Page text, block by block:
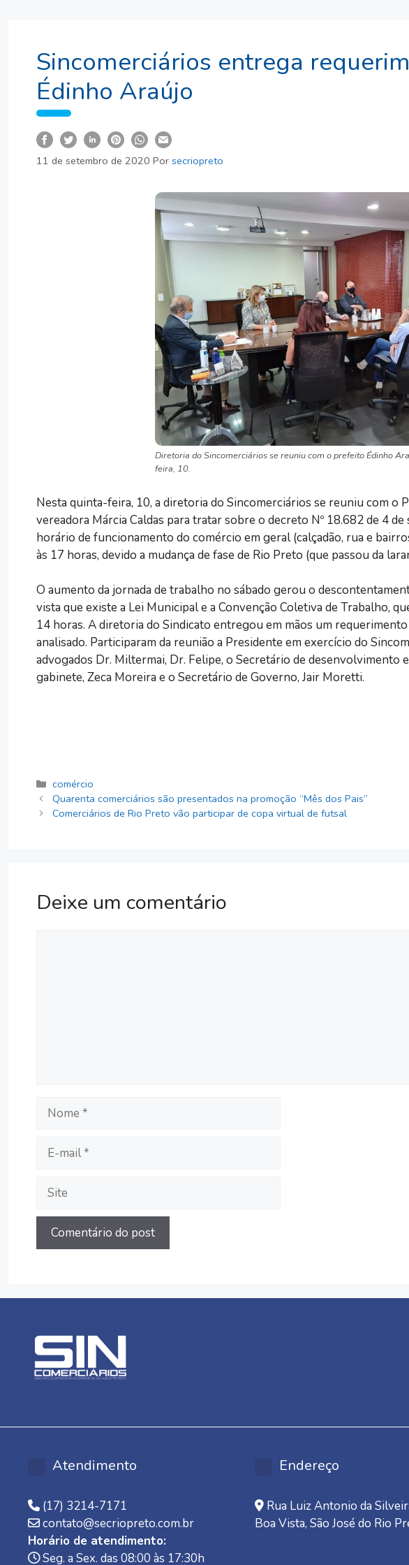
Sincomerciários entrega
Édinho Araújo
11 de setembro de 2020 Por secriopreto
Diretoria do Sincomerciários se reuniu com o prefeito Édinho
feira, 10.
Nesta quinta-feira, 10, a diretoria do Sincomerciários se reuniu com o
vereadora Márcia Caldas para tratar sobre o decreto Nº 18.682 de 4
horário de funcionamento do comércio em geral (calçadão, rua e
às 17 horas, devido a mudança de fase de Rio Preto (que passou da
O aumento da jornada de trabalho no sábado gerou o
vista que existe a Lei Municipal e a Convenção Coletiva de Trabalho,
14 horas. A diretoria do Sindicato entregou em mãos um
analisado. Participaram da reunião a Presidente em exercício do
advogados Dr. Miltermai, Dr. Felipe, o Secretário de desenvolvimento
gabinete, Zeca Moreira e o Secretário de Governo, Jair Moretti.
Categorias
comércio
Quarenta comerciários são presentados na promoção “Mês dos Pais”
Comerciários de Rio Preto vão participar de copa virtual de futsal
Deixe um comentário
Nome
mail
Site
Atendimento
(17) 3214-7171
contato@secriopreto.com.br
Horário de atendimento:
Seg. a Sex. das 08:00 às 17:30h
Endereço
Rua Luiz Antonio da
Boa Vista, São José do Rio